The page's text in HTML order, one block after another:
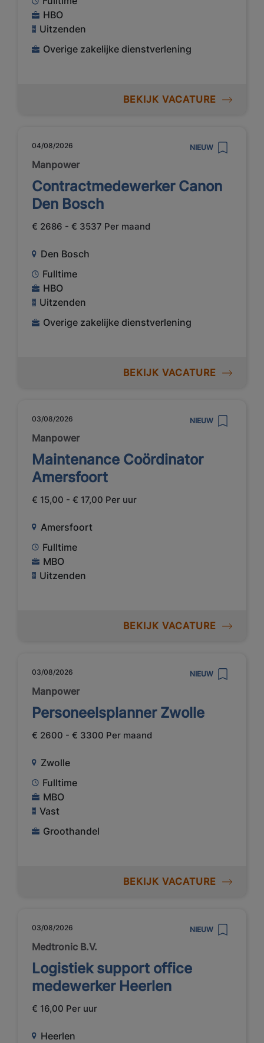
HBO
Uitzenden
Overige zakelijke dienstverlening
BEKIJK VACATURE
04/08/2026 NIEUW
Manpower
Contractmedewerker Canon
Den Bosch
€ 2686 - € 3537 Per maand
Den Bosch
Fulltime
HBO
Uitzenden
Overige zakelijke dienstverlening
BEKIJK VACATURE
03/08/2026 NIEUW
Manpower
Maintenance Coördinator
Amersfoort
€ 15,00 - € 17,00 Per uur
Amersfoort
Fulltime
MBO
Uitzenden
BEKIJK VACATURE
03/08/2026 NIEUW
Manpower
Personeelsplanner Zwolle
€ 2600 - € 3300 Per maand
Zwolle
Fulltime
MBO
Vast
Groothandel
BEKIJK VACATURE
03/08/2026 NIEUW
Medtronic B.V.
Logistiek support office
medewerker Heerlen
€ 16,00 Per uur
Heerlen